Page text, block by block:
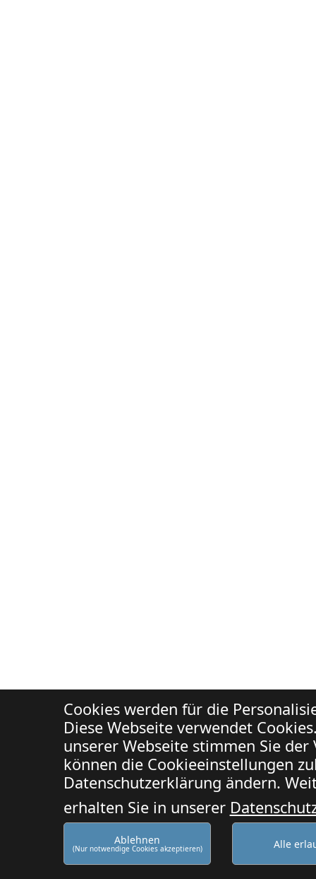
Cookies werden für die
Diese Webseite verwendet
unserer Webseite stimmen Sie
können die Cookieeinstellungen
Datenschutzerklärung ändern.
erhalten Sie in unserer
Ablehnen
(Nur notwendige Cookies akzeptieren) Alle